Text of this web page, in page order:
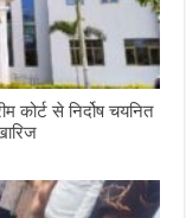
कोर्ट से निर्दोष चयनित